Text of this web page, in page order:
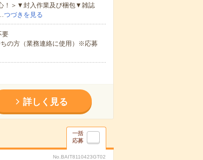
！＞▼封入作業及び梱包▼雑誌
つづきを見る
要
の方（業務連絡に使用）※応募
詳しく見る
一括
応募
No.BAIT8110423GT02